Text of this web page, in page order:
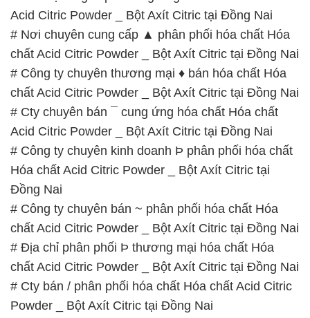
chất Acid Citric Powder _ Bột Axít Citric tại Đồng Nai
# Cty chuyên bán ¯ cung ứng hóa chất Hóa chất
Acid Citric Powder _ Bột Axít Citric tại Đồng Nai
# Công ty chuyên kinh doanh Þ phân phối hóa chất
Hóa chất Acid Citric Powder _ Bột Axít Citric tại
Đồng Nai
# Công ty chuyên bán ~ phân phối hóa chất Hóa
chất Acid Citric Powder _ Bột Axít Citric tại Đồng Nai
# Địa chỉ phân phối Þ thương mại hóa chất Hóa
chất Acid Citric Powder _ Bột Axít Citric tại Đồng Nai
# Cty bán / phân phối hóa chất Hóa chất Acid Citric
Powder _ Bột Axít Citric tại Đồng Nai
# Công ty cung cấp ← cung ứng hóa chất Hóa chất
Acid Citric Powder _ Bột Axít Citric tại Đồng Nai
📞PHÒNG KINH DOANH – CÔNG TY HÓA CHẤT